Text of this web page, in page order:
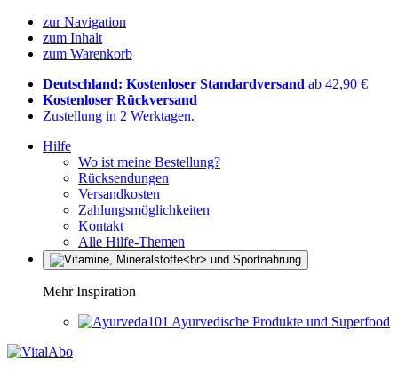
zur Navigation
zum Inhalt
zum Warenkorb
Deutschland: Kostenloser Standardversand ab 42,90 €
Kostenloser Rückversand
Zustellung in 2 Werktagen.
Hilfe
Wo ist meine Bestellung?
Rücksendungen
Versandkosten
Zahlungsmöglichkeiten
Kontakt
Alle Hilfe-Themen
Mehr Inspiration
Ayurvedische Produkte und Superfood